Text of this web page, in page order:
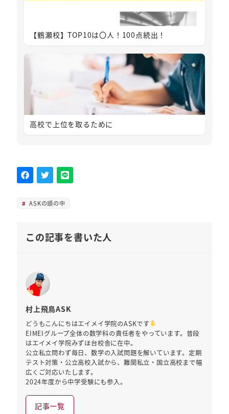
【鶴瀬校】TOP10は〇人！100点続出！
高校で上位を取るために
ASKの頭の中
この記事を書いた人
村上飛鳥ASK
どうもこんにちはエイメイ学院のASKです
EIMEIグループ全体の数学科の責任者をやっています。普段
はエイメイ学院みずほ台校舎に在中。
公立私立問わず毎日、数学の入試問題を解いています。定期
テスト対策・公立高校入試から、難関私立・国立高校まで幅
広くご対応いたします。
2024年度から中学受験にも参入。
記事一覧